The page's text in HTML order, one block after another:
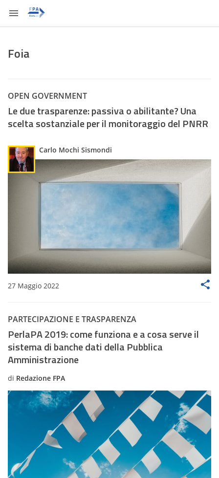
Foia
OPEN GOVERNMENT
Le due trasparenze: passiva o abilitante? Una
scelta sostanziale per il monitoraggio del PNRR
Carlo Mochi Sismondi
27 Maggio 2022
PARTECIPAZIONE E TRASPARENZA
PerlaPA 2019: come funziona e a cosa serve il
sistema di banche dati della Pubblica
Amministrazione
di Redazione FPA